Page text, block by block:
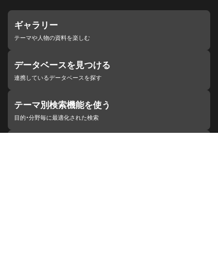
ギャラリー
テーマや人物の資料を楽しむ
データベースを見つける
連携しているデータベースを探す
テーマ別検索機能を使う
目的・分野毎に最適化された検索